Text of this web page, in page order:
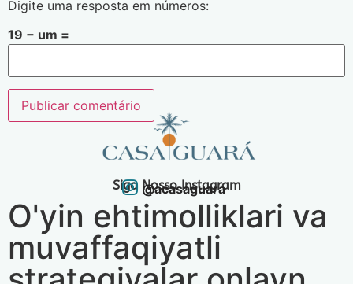
Digite uma resposta em números:
19 − um =
Siga Nosso Instagram
@acasaguara
O'yin ehtimolliklari va
muvaffaqiyatli